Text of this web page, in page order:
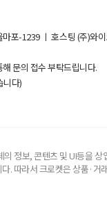
포-1239 ㅣ 호스팅 (주)와
문의 접수 부탁드립니다.
니다)
정보, 콘텐츠 및 UI등을
. 따라서 크로켓은 상품·거